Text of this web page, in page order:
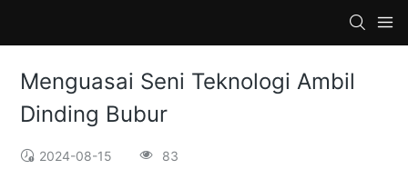
Menguasai Seni Teknologi Ambil
Dinding Bubur
2024-08-15 83